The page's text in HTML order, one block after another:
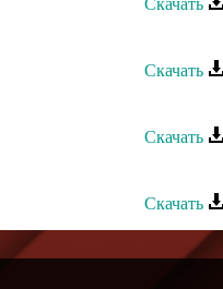
Скачать
Скачать
Скачать
Скачать